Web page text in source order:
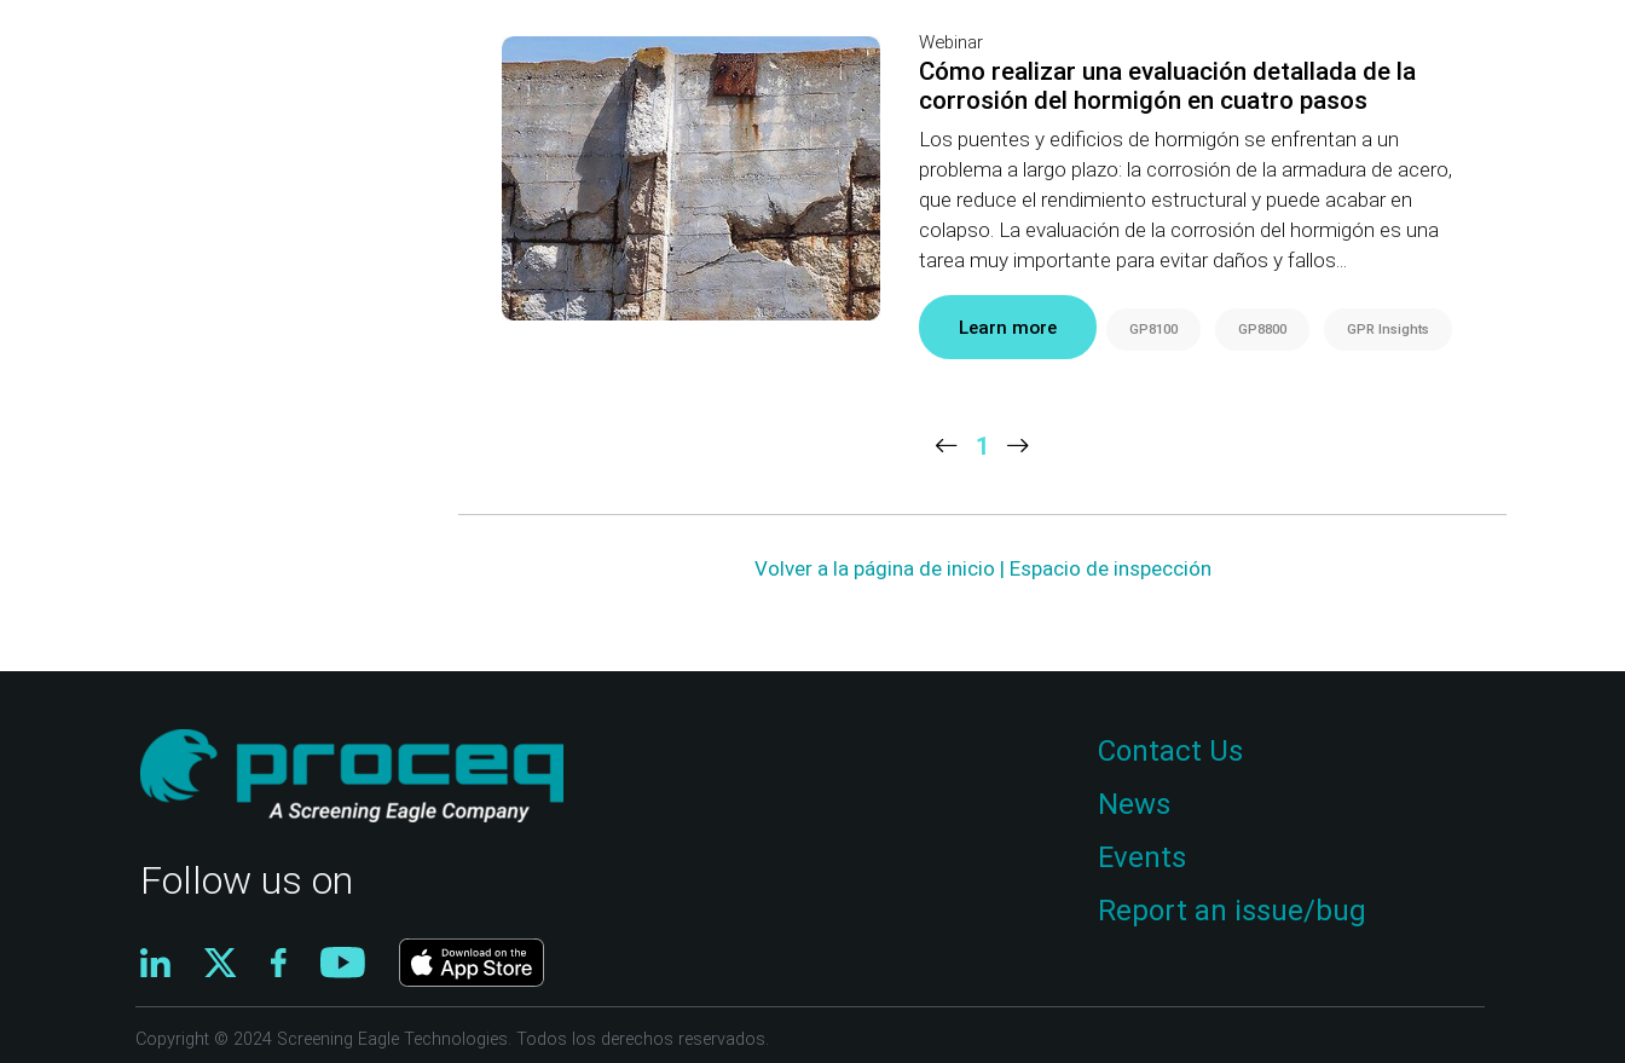
Webinar
Cómo realizar una evaluación detallada de la
corrosión del hormigón en cuatro pasos
Los puentes y edificios de hormigón se enfrentan a un
problema a largo plazo: la corrosión de la armadura de acero,
que reduce el rendimiento estructural y puede acabar en
colapso. La evaluación de la corrosión del hormigón es una
tarea muy importante para evitar daños y fallos...
Learn more GP8100 GP8800 GPR Insights
1
Volver a la página de inicio | Espacio de inspección
Follow us on
Contact Us
News
Events
Report an issue/bug
Copyright © 2024 Screening Eagle Technologies. Todos los derechos reservados.